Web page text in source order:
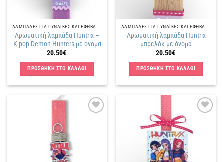
Αρωματική λαμπάδα Huntrix –
Κ pop Demon Hunters με όνομα
20.50€
ΠΡΟΣΘΗΚΗ ΣΤΟ ΚΑΛΑΘΙ
Αρωματική λαμπάδα Huntrix
μπρελόκ με όνομα
20.50€
ΠΡΟΣΘΗΚΗ ΣΤΟ ΚΑΛΑΘΙ
Πρόσθήκη
λίστα
επιθυμιών